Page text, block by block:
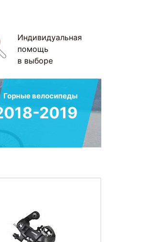
Индивидуальная
помощь
в выборе
Горные велосипеды
2019